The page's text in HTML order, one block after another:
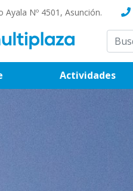
Ayala Nº 4501, Asunción.
Actividades